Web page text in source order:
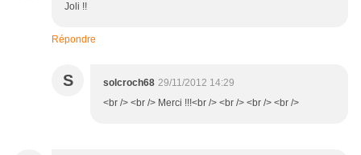
Joli !!
Répondre
S solcroch68 29/11/2012 14:29
<br /> <br /> Merci !!!<br /> <br /> <br /> <br />